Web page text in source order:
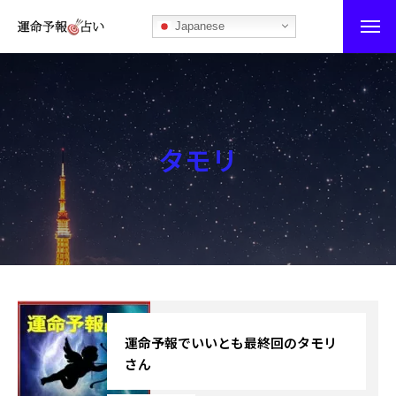
Japanese
運命予報占い
運命予報占いとは
あなたの所属部屋を探そう！
最恐の相性占い
秘伝公開！吉凶カレンダー
記事カテゴリー
ブログ
お知らせ
タモリ
運命予報でいいとも最終回のタモリ
さん